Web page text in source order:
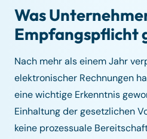
Was
Empfangspflicht
Nach mehr als einem Jahr
elektronischer Rechnungen
eine wichtige Erkenntnis
Einhaltung der gesetzlichen
keine prozessuale